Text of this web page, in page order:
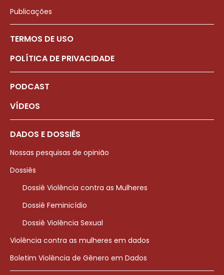
Publicações
TERMOS DE USO
POLÍTICA DE PRIVACIDADE
PODCAST
VÍDEOS
DADOS E DOSSIÊS
Nossas pesquisas de opinião
Dossiês
Dossiê Violência contra as Mulheres
Dossiê Feminicídio
Dossiê Violência Sexual
Violência contra as mulheres em dados
Boletim Violência de Gênero em Dados